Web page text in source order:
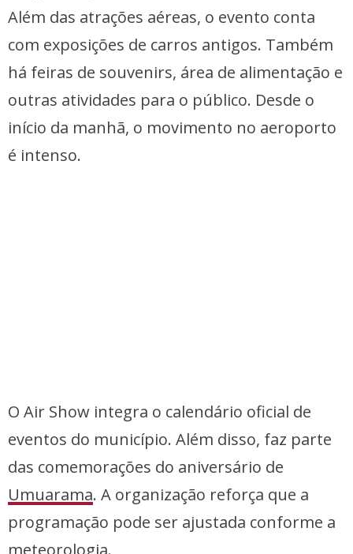
Além das atrações aéreas, o evento conta
com exposições de carros antigos. Também
há feiras de souvenirs, área de alimentação e
outras atividades para o público. Desde o
início da manhã, o movimento no aeroporto
é intenso.
O Air Show integra o calendário oficial de
eventos do município. Além disso, faz parte
das comemorações do aniversário de
Umuarama. A organização reforça que a
programação pode ser ajustada conforme a